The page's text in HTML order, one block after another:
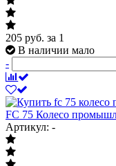
205 руб. за 1
В наличии мало
-
FC 75 Колесо
Артикул: -